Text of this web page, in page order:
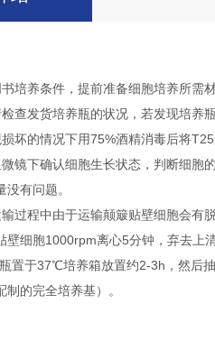
培养条件，提前准备细胞培养所需材
查发货培养瓶的状况，若发现培养
坏的情况下用75%酒精消毒后将
镜下确认细胞生长状态，判断细胞
有问题。
过程中由于运输颠簸贴壁细胞会
壁细胞1000rpm离心5分钟，弃去上
置于37℃培养箱放置约2-3h，然后
的完全培养基）。